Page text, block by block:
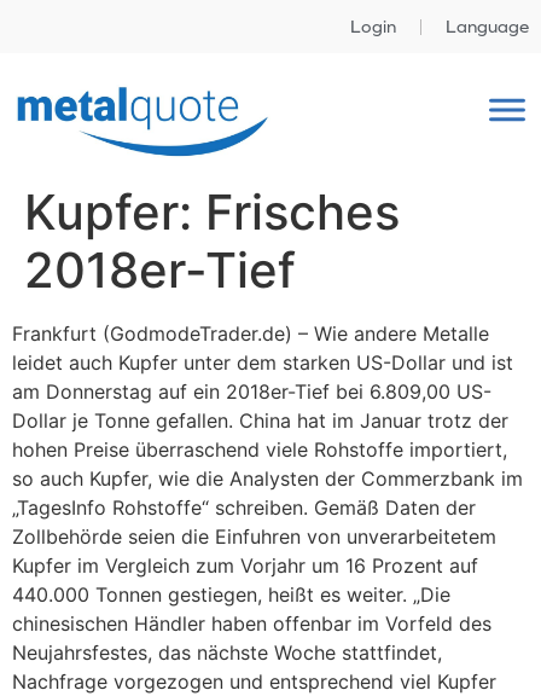
Login Language
Kupfer: Frisches
2018er-Tief
Frankfurt (GodmodeTrader.de) – Wie andere Metalle
leidet auch Kupfer unter dem starken US-Dollar und ist
am Donnerstag auf ein 2018er-Tief bei 6.809,00 US-
Dollar je Tonne gefallen. China hat im Januar trotz der
hohen Preise überraschend viele Rohstoffe importiert,
so auch Kupfer, wie die Analysten der Commerzbank im
„TagesInfo Rohstoffe“ schreiben. Gemäß Daten der
Zollbehörde seien die Einfuhren von unverarbeitetem
Kupfer im Vergleich zum Vorjahr um 16 Prozent auf
440.000 Tonnen gestiegen, heißt es weiter. „Die
chinesischen Händler haben offenbar im Vorfeld des
Neujahrsfestes, das nächste Woche stattfindet,
Nachfrage vorgezogen und entsprechend viel Kupfer